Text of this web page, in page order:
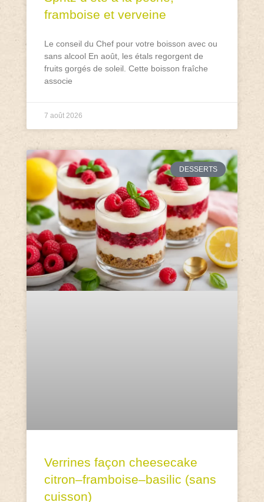
framboise et verveine
Le conseil du Chef pour votre boisson avec ou
sans alcool En août, les étals regorgent de
fruits gorgés de soleil. Cette boisson fraîche
associe
7 août 2026
DESSERTS
Verrines façon cheesecake
citron–framboise–basilic (sans
cuisson)